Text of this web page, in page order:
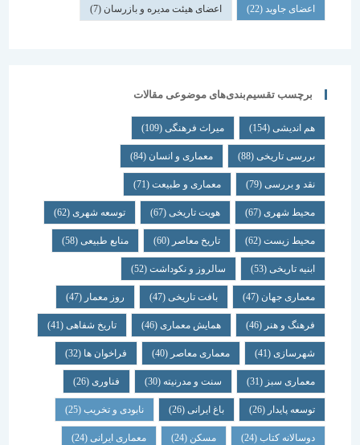
اعضای جاوید(22) اعضای هیئت مدیره و بازرسان(7)
برچسب تقسیم‌بندی‌های موضوعی مقالات
هم اندیشی (154) میراث فرهنگی (109)
بررسی تاریخی (88) معماری و انسان (84)
نقد و بررسی (79) معماری و طبیعت (71)
محیط شهری(67) هویت تاریخی(67) توسعه شهری(62)
محیط زیست(62) تاریخ معاصر(60) منابع طبیعی(58)
ابنیه تاریخی(53) سالروز و نکوداشت(52)
معماری جهان (47) بافت تاریخی(47) روز معمار(47)
فرهنگ و هنر(46) همایش معماری (46) تاریخ شفاهی (41)
شهرسازی(41) معماری معاصر(40) فراخوان ها (32)
معماری سبز(31) سنت و مدرنیته(30) فناوری (26)
توسعه پایدار(26) باغ ایرانی(26) نابودی و تخریب(25)
دوسالانه کتاب(24) مسکن (24) معماری ایرانی(24)